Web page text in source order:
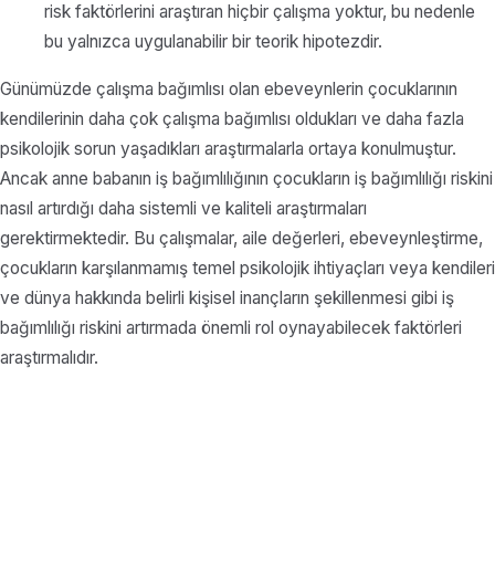
risk faktörlerini araştıran hiçbir çalışma yoktur, bu nedenle
bu yalnızca uygulanabilir bir teorik hipotezdir.
Günümüzde çalışma bağımlısı olan ebeveynlerin çocuklarının
kendilerinin daha çok çalışma bağımlısı oldukları ve daha fazla
psikolojik sorun yaşadıkları araştırmalarla ortaya konulmuştur.
Ancak anne babanın iş bağımlılığının çocukların iş bağımlılığı riskini
nasıl artırdığı daha sistemli ve kaliteli araştırmaları
gerektirmektedir. Bu çalışmalar, aile değerleri, ebeveynleştirme,
çocukların karşılanmamış temel psikolojik ihtiyaçları veya kendileri
ve dünya hakkında belirli kişisel inançların şekillenmesi gibi iş
bağımlılığı riskini artırmada önemli rol oynayabilecek faktörleri
araştırmalıdır.